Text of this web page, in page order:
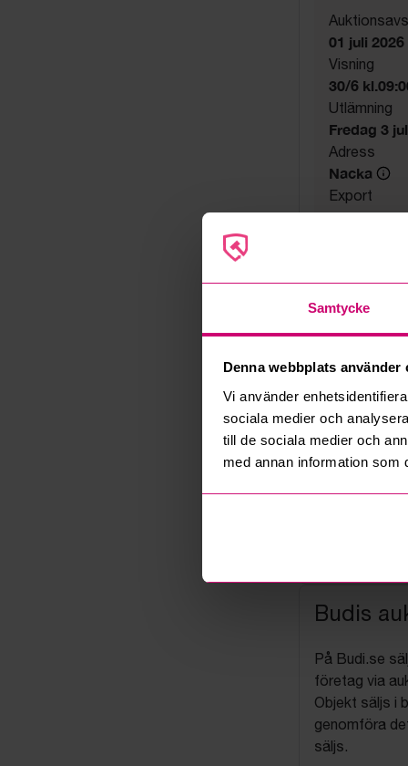
Samtycke
Denna webbplats använder
Vi använder
sociala medier och
till de sociala medier och
med annan information som
01 juli 2026
Visning
30/6
Utlämning
Fredag 3
Adress
Nacka
Export
Not
Budis
På Budi.se
företag via
Objekt säljs i
genomföra
säljs.